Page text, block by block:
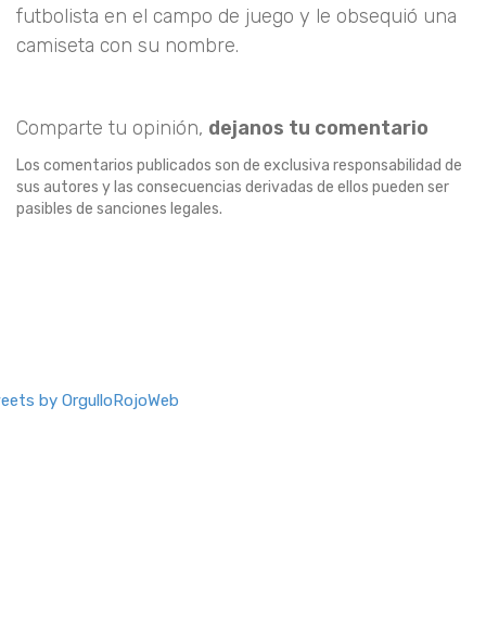
futbolista en el campo de juego y le obsequió una
camiseta con su nombre.
Comparte tu opinión, dejanos tu comentario
Los comentarios publicados son de exclusiva responsabilidad de
sus autores y las consecuencias derivadas de ellos pueden ser
pasibles de sanciones legales.
by OrgulloRojoWeb